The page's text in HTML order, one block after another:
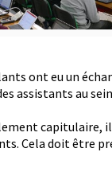
ont eu un
assistants au
capitulaire,
Cela doit être